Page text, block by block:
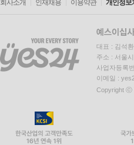
회사소개 인재채용 이용약관 개인정보
대표 : 김석
주소 : 서울
사업자등록
이메일 :
Copyright ⓒ